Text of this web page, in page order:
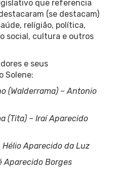
que referencia
(se destacam)
relígião, política,
social, cultura e outros
e seus
Solene:
(Walderrama) – Antonio
(Tita) – Iraí Aparecido
Aparecido da Luz
Aparecido Borges